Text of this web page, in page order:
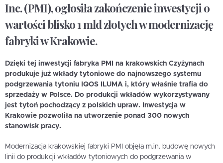
Inc. (PMI), ogłosiła zakończenie inwestycji o
wartości blisko 1 mld złotych w modernizację
fabryki w Krakowie.
Dzięki tej inwestycji fabryka PMI na krakowskich Czyżynach
produkuje już wkłady tytoniowe do najnowszego systemu
podgrzewania tytoniu IQOS ILUMA i, który właśnie trafia do
sprzedaży w Polsce. Do produkcji wkładów wykorzystywany
jest tytoń pochodzący z polskich upraw. Inwestycja w
Krakowie pozwoliła na utworzenie ponad 300 nowych
stanowisk pracy.
Modernizacja krakowskiej fabryki PMI objęła m.in. budowę nowych
linii do produkcji wkładów tytoniowych do podgrzewania w